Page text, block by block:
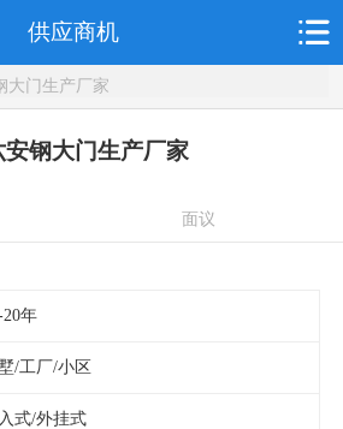
供应商机
大门生产厂家
安钢大门生产厂家
面议
20年
/工厂/小区
式/外挂式